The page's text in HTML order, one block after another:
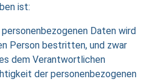
ist:
Daten wird
Person bestritten, und zwar
dem Verantwortlichen
der personenbezogenen